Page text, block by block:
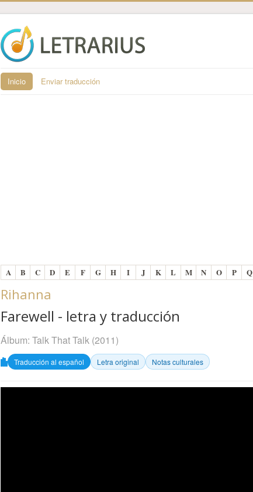
Inicio Enviar traducción
A B C D E F G H I J K L M N O P Q
Rihanna
Farewell - letra y traducción
Álbum: Talk That Talk (2011)
Traducción al español Letra original Notas culturales